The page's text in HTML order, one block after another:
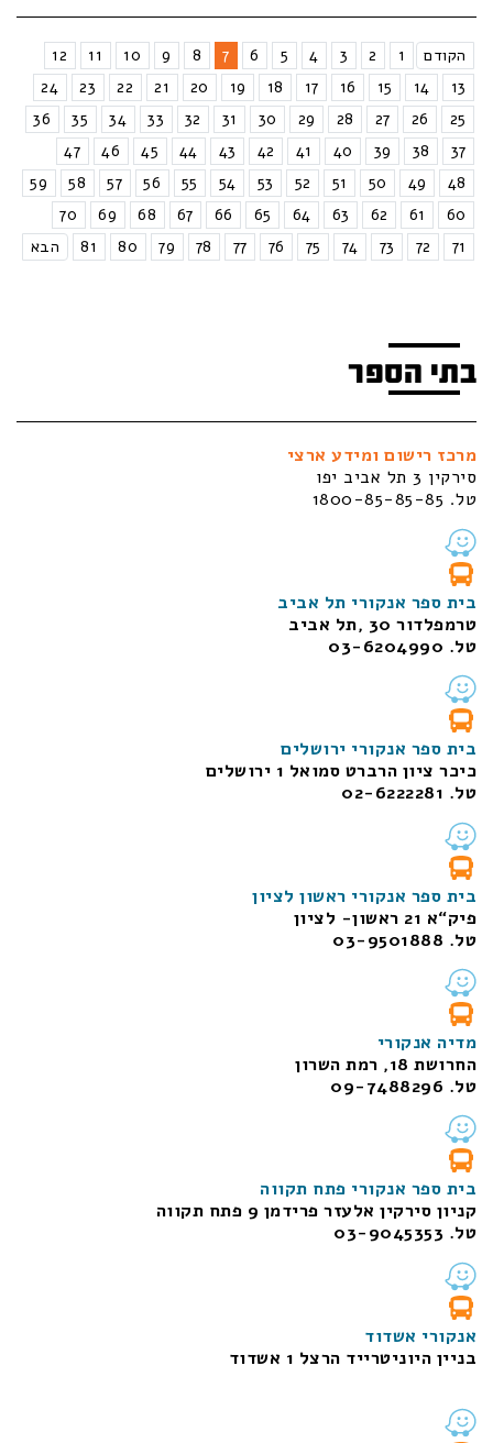
הקודם 1
2
3
4
5
6
7
8
9
10
11
12
13
14
15
16
17
18
19
20
21
22
23
24
25
26
27
28
29
30
31
32
33
34
35
36
37
38
39
40
41
42
43
44
45
46
47
48
49
50
51
52
53
54
55
56
57
58
59
60
61
62
63
64
65
66
67
68
69
70
71
72
73
74
75
76
77
78
79
80
81 הבא
בתי הספר
מרכז רישום ומידע ארצי
סירקין 3 תל אביב יפו
טל. 1800-85-85-85
בית ספר אנקורי תל אביב
טרמפלדור 30 ,תל אביב
טל. 03-6204990
בית ספר אנקורי ירושלים
כיכר ציון הרברט סמואל 1
ירושלים
טל. 02-6222281
בית ספר אנקורי ראשון לציון
פיק“א 21 ראשון- לציון
טל. 03-9501888
מדיה אנקורי
החרושת 18, רמת השרון
טל. 09-7488296
בית ספר אנקורי פתח תקווה
קניון סירקין אלעזר פרידמן 9 פתח תקווה
טל. 03-9045353
אנקורי אשדוד
בניין היוניטרייד הרצל 1 אשדוד